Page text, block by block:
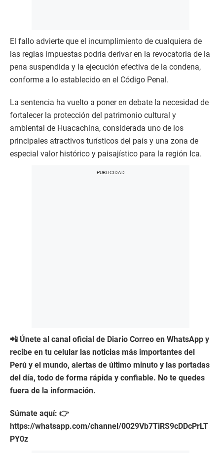
El fallo advierte que el incumplimiento de cualquiera de
las reglas impuestas podría derivar en la revocatoria de la
pena suspendida y la ejecución efectiva de la condena,
conforme a lo establecido en el Código Penal.
La sentencia ha vuelto a poner en debate la necesidad de
fortalecer la protección del patrimonio cultural y
ambiental de Huacachina, considerada uno de los
principales atractivos turísticos del país y una zona de
especial valor histórico y paisajístico para la región Ica.
📲 Únete al canal oficial de Diario Correo en WhatsApp y
recibe en tu celular las noticias más importantes del
Perú y el mundo, alertas de último minuto y las portadas
del día, todo de forma rápida y confiable. No te quedes
fuera de la información.
Súmate aquí: 👉
https://whatsapp.com/channel/0029Vb7TiRS9cDDcPrLT
PY0z